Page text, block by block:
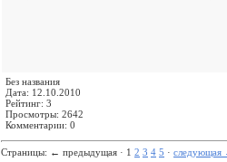
Без названия
Дата: 12.10.2010
Рейтинг: 3
Просмотры: 2642
Комментарии: 0
Страницы: ← предыдущая · 1 2 3 4 5 · следующая